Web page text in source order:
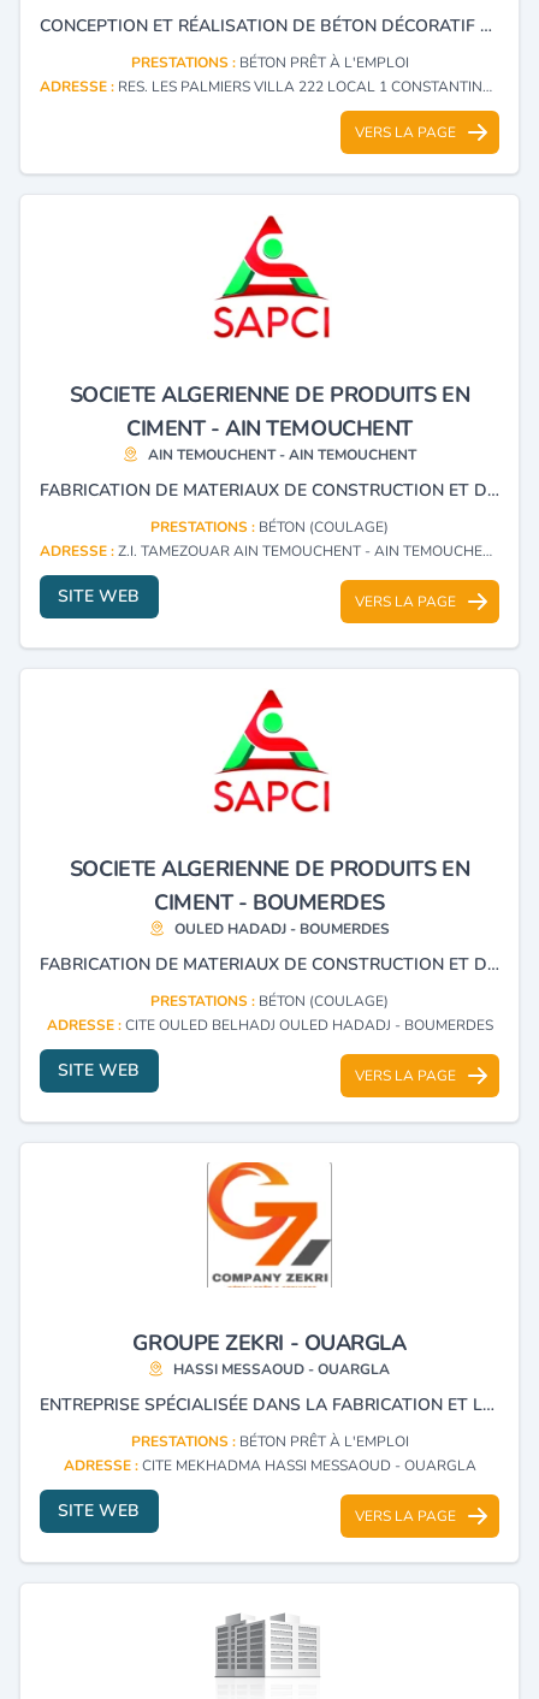
CONCEPTION ET RÉALISATION DE BÉTON DÉCORATIF ET DE NOUVELLES TECHNOLOGIES, L'AMÉNAGEMENT EXTÉRIEUR, PARTENAIRE EXCLUSIF DU GROUPE (SDI SYSTÈME : FABRICANTS FRANÇAIS DE PERGOLAS BIOCLIMATIQUES).
PRESTATIONS : BÉTON PRÊT À L'EMPLOI
ADRESSE : RES. LES PALMIERS VILLA 222 LOCAL 1 CONSTANTINE - CONSTANTINE
VERS LA PAGE
SOCIETE ALGERIENNE DE PRODUITS EN
CIMENT - AIN TEMOUCHENT
AIN TEMOUCHENT - AIN TEMOUCHENT
FABRICATION DE MATERIAUX DE CONSTRUCTION ET D’ELEMENTS EN BETON, AINSI QUE DE BETON PRET A L’EMPLOI. L’ENTREPRISE EST EGALEMENT SPECIALISEE DANS LA FABRICATION DE STRUCTURES METALLIQUES LEGERES DESTINEES A LA CONSTRUCTION.
PRESTATIONS : BÉTON (COULAGE)
ADRESSE :Z.I. TAMEZOUAR AIN TEMOUCHENT - AIN TEMOUCHENT
SITE WEB VERS LA PAGE
SOCIETE ALGERIENNE DE PRODUITS EN
CIMENT - BOUMERDES
OULED HADADJ - BOUMERDES
FABRICATION DE MATERIAUX DE CONSTRUCTION ET D’ELEMENTS EN BETON, AINSI QUE DE BETON PRET A L’EMPLOI. L’ENTREPRISE EST EGALEMENT SPECIALISEE DANS LA FABRICATION DE STRUCTURES METALLIQUES LEGERES DESTINEES A LA CONSTRUCTION.
PRESTATIONS : BÉTON (COULAGE)
ADRESSE :CITE OULED BELHADJ OULED HADADJ - BOUMERDES
SITE WEB VERS LA PAGE
GROUPE ZEKRI - OUARGLA
HASSI MESSAOUD - OUARGLA
ENTREPRISE SPÉCIALISÉE DANS LA FABRICATION ET LA LIVRAISON DE BÉTON PRÊT A L’EMPLOI, AINSI QUE DANS LA FOURNITURE DE SERVICES LIES AU BÉTONNAGE ET AUX TRAVAUX DE CONSTRUCTION.
PRESTATIONS : BÉTON PRÊT À L'EMPLOI
ADRESSE :CITE MEKHADMA HASSI MESSAOUD - OUARGLA
SITE WEB VERS LA PAGE